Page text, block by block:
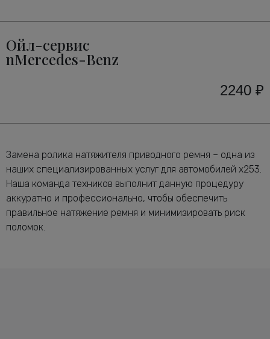
Ойл-сервис
nMercedes-Benz
2240 ₽
Замена ролика натяжителя приводного ремня – одна из
наших специализированных услуг для автомобилей x253.
Наша команда техников выполнит данную процедуру
аккуратно и профессионально, чтобы обеспечить
правильное натяжение ремня и минимизировать риск
поломок.